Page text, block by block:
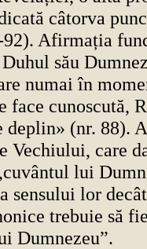
câtorva
Afirmația
său
numai în
face cunoscută,
deplin» (nr. 88).
Vechiului, care
lui
sensului lor
trebuie să
Dumnezeu”.